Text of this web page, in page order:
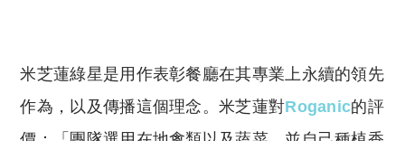
米芝蓮綠星是用作表彰餐廳在其專業上永續的領先
作為，以及傳播這個理念。米芝蓮對Roganic的評